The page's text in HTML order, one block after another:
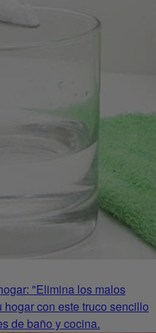
"Elimina los malos
con este truco sencillo
de baño y cocina.